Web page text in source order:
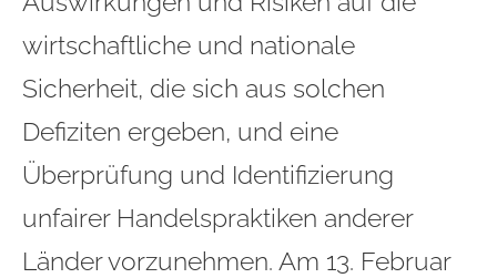
wirtschaftliche und nationale
Sicherheit, die sich aus solchen
Defiziten ergeben, und eine
Überprüfung und Identifizierung
unfairer Handelspraktiken anderer
Länder vorzunehmen. Am 13. Februar